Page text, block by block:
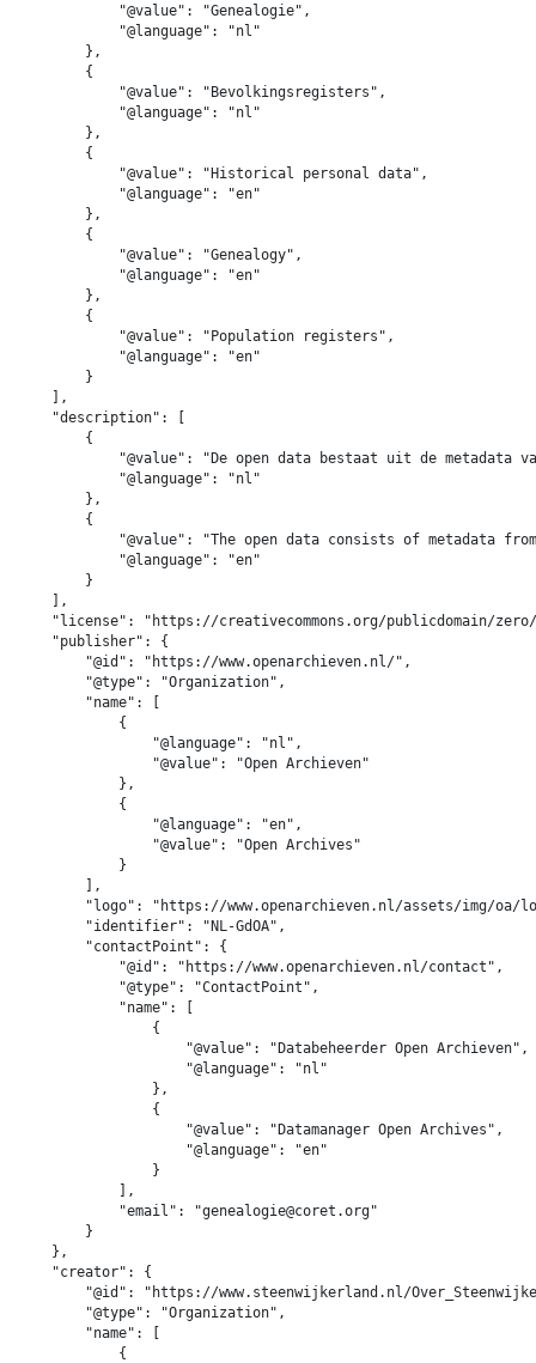
            "@value": "Genealogie",
            "@language": "nl"
        },
        {
            "@value": "Bevolkingsregisters",
            "@language": "nl"
        },
        {
            "@value": "Historical personal data",
            "@language": "en"
        },
        {
            "@value": "Genealogy",
            "@language": "en"
        },
        {
            "@value": "Population registers",
            "@language": "en"
        }
    ],
    "description": [
        {
"@value": "De open data bestaat uit de metadata
            "@language": "nl"
        },
        {
"@value": "The open data consists of metadata
            "@language": "en"
        }
    ],
"license": "https://creativecommons.org/publicdomain/
    "publisher": {
        "@id": "https://www.openarchieven.nl/",
        "@type": "Organization",
        "name": [
            {
                "@language": "nl",
                "@value": "Open Archieven"
            },
            {
                "@language": "en",
                "@value": "Open Archives"
            }
        ],
"logo": "https://www.openarchieven.nl/assets/img/oa/
        "identifier": "NL-GdOA",
        "contactPoint": {
            "@id": "https://www.openarchieven.nl/contact",
            "@type": "ContactPoint",
            "name": [
                {
                    "@value": "Databeheerder Open Archieven",
                    "@language": "nl"
                },
                {
                    "@value": "Datamanager Open Archives",
                    "@language": "en"
                }
            ],
            "email": "genealogie@coret.org"
        }
    },
    "creator": {
"@id": "https://www.steenwijkerland.nl/
        "@type": "Organization",
        "name": [
            {